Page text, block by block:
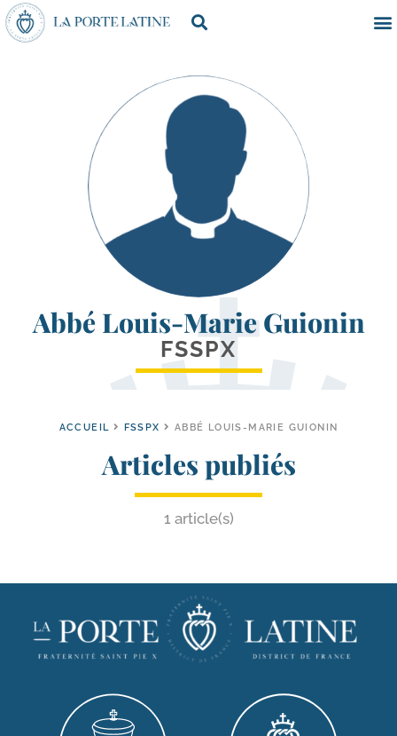
Abbé Louis-Marie Guionin
FSSPX
ACCUEIL FSSPX ABBÉ LOUIS-MARIE GUIONIN
Articles publiés
1 article(s)